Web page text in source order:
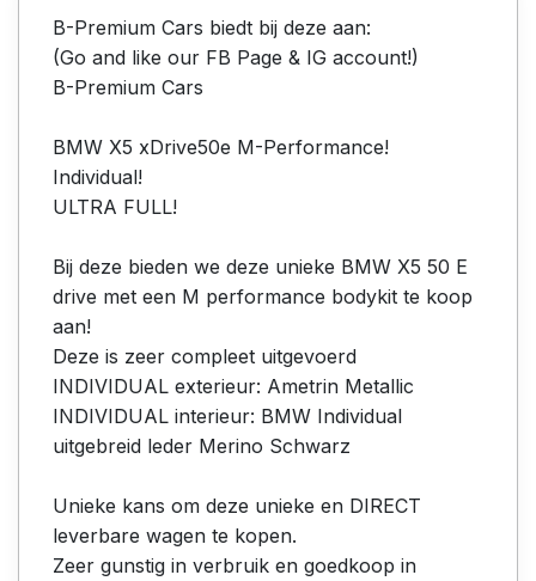
B-Premium Cars biedt bij deze aan:
(Go and like our FB Page & IG account!)
B-Premium Cars
BMW X5 xDrive50e M-Performance!
Individual!
ULTRA FULL!
Bij deze bieden we deze unieke BMW X5 50 E
drive met een M performance bodykit te koop
aan!
Deze is zeer compleet uitgevoerd
INDIVIDUAL exterieur: Ametrin Metallic
INDIVIDUAL interieur: BMW Individual
uitgebreid leder Merino Schwarz
Unieke kans om deze unieke en DIRECT
leverbare wagen te kopen.
Zeer gunstig in verbruik en goedkoop in